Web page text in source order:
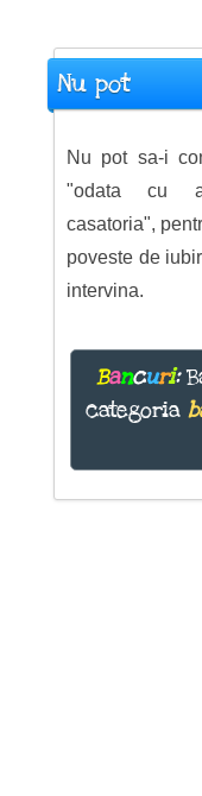
Nu pot
Nu pot sa-i
"odata cu
casatoria",
poveste de
intervina.
Bancuri:
categoria